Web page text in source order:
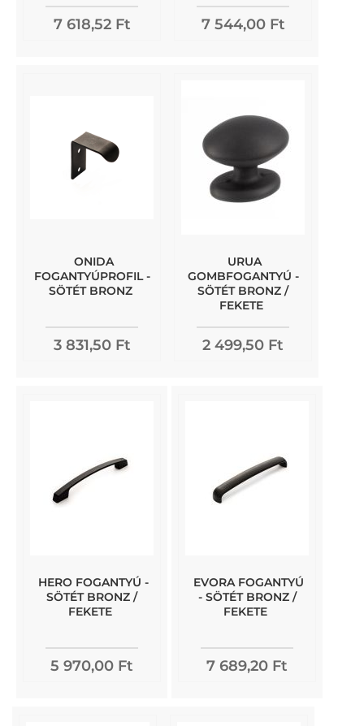
7 618,52 Ft 7 544,00 Ft
ONIDA
FOGANTYÚPROFIL -
SÖTÉT BRONZ
3 831,50 Ft
URUA
GOMBFOGANTYÚ -
SÖTÉT BRONZ /
FEKETE
2 499,50 Ft
HERO FOGANTYÚ -
SÖTÉT BRONZ /
FEKETE
5 970,00 Ft
EVORA FOGANTYÚ
- SÖTÉT BRONZ /
FEKETE
7 689,20 Ft